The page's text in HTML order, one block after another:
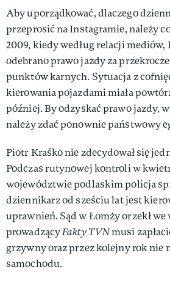
Aby uporządkować, dlaczego
przeprosić na Instagramie, należy
2009, kiedy według relacji mediów,
odebrano prawo jazdy za
punktów karnych. Sytuacja z
kierowania pojazdami miała
później. By odzyskać prawo jazdy,
należy zdać ponownie państwowy
Piotr Kraśko nie zdecydował się
Podczas rutynowej kontroli w
województwie podlaskim policja
dziennikarz od sześciu lat jest
uprawnień. Sąd w Łomży orzekł we
prowadzącyFakty TVNmusi
grzywny oraz przez kolejny rok nie
samochodu.